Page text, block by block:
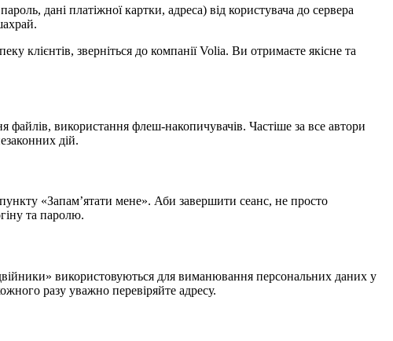
дані платіжної картки, адреса) від користувача до сервера
клієнтів, зверніться до компанії Volia. Ви отримаєте якісне та
файлів, використання флеш-накопичувачів. Частіше за все автори
дій.
«Запам’ятати мене». Аби завершити сеанс, не просто
та паролю.
використовуються для виманювання персональних даних у
разу уважно перевіряйте адресу.